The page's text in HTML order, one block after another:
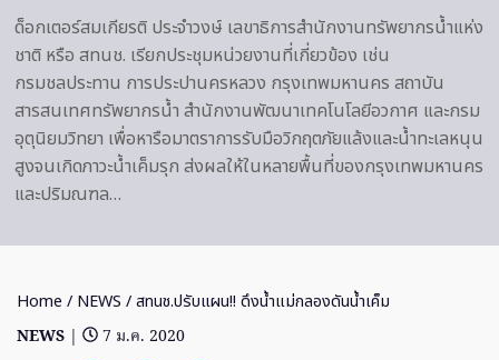
ด็อกเตอร์สมเกียรติ ประจำวงษ์ เลขาธิการสำนักงานทรัพยากรน้ำแห่ง
ชาติ หรือ สทนช. เรียกประชุมหน่วยงานที่เกี่ยวข้อง เช่น
กรมชลประทาน การประปานครหลวง กรุงเทพมหานคร สถาบัน
สารสนเทศทรัพยากรน้ำ สำนักงานพัฒนาเทคโนโลยีอวกาศ และกรม
อุตุนิยมวิทยา เพื่อหารือมาตราการรับมือวิกฤตภัยแล้งและน้ำทะเลหนุน
สูงจนเกิดภาวะน้ำเค็มรุก ส่งผลให้ในหลายพื้นที่ของกรุงเทพมหานคร
และปริมณฑล…
Home / NEWS / สทนช.ปรับแผน!! ดึงน้ำแม่กลองดันน้ำเค็ม
NEWS |
7 ม.ค. 2020